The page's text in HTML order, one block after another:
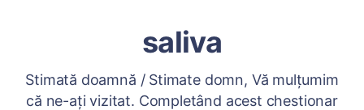
saliva
Stimată doamnă / Stimate domn, Vă mulțumim
că ne-ați vizitat. Completând acest chestionar